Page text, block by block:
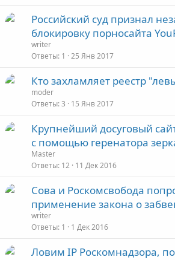
Российский суд признал
блокировку порносайта
writer
Ответы 1 25 Янв 2017
Кто захламляет реестр
moder
Ответы 3 15 Янв 2017
Крупнейший досуговый
с помощью геренатора
Master
Ответы 12 11 Дек 2016
Сова и Роскомсвобода
применение закона о
writer
Ответы 1 1 Дек 2016
Ловим IP Роскомнадзора,